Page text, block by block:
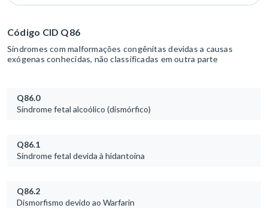
Código CID Q86
Síndromes com malformações congênitas devidas a causas
exógenas conhecidas, não classificadas em outra parte
Q86.0
Síndrome fetal alcoólico (dismórfico)
Q86.1
Síndrome fetal devida à hidantoína
Q86.2
Dismorfismo devido ao Warfarin